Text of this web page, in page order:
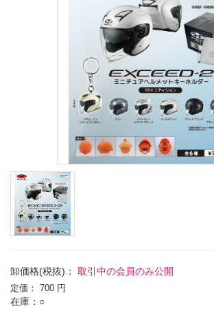
卸価格(税抜)： 取引中の会員のみ公開
定価： 700 円
在庫：○